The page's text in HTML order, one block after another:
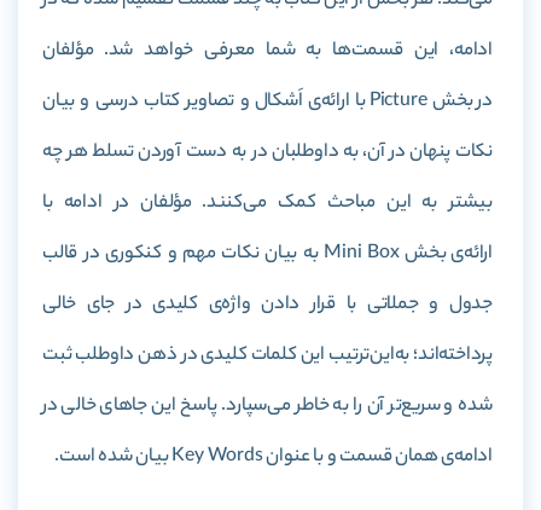
ادامه، این قسمت‌ها به شما معرفی خواهد شد. مؤلفان
در بخشPictureبا ارائه‌ی اَشکال و تصاویر کتاب درسی و بیان
نکات پنهان در آن، به داوطلبان در به دست آوردن تسلط هر چه
بیشتر به این مباحث کمک می‌کنند. مؤلفان در ادامه با
ارائه‌ی بخشMini Box به بیان نکات مهم و کنکوری در قالب
جدول و جملاتی با قرار دادن واژه‌ی کلیدی در جای خالی
پرداخته‌‌اند؛ به‌این‌ترتیب این کلمات کلیدی در ذهن داوطلب ثبت
شده و سریع‌تر آن‌ را به خاطر می‌سپارد. پاسخ این جاهای خالی در
ادامه‌ی همان قسمت و با عنوانKey Wordsبیان شده است.